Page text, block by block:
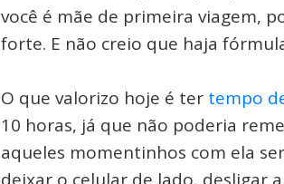
você é mãe de primeira viagem,
forte. E não creio que haja
O que valorizo hoje é ter tempo
10 horas, já que não poderia
aqueles momentinhos com ela